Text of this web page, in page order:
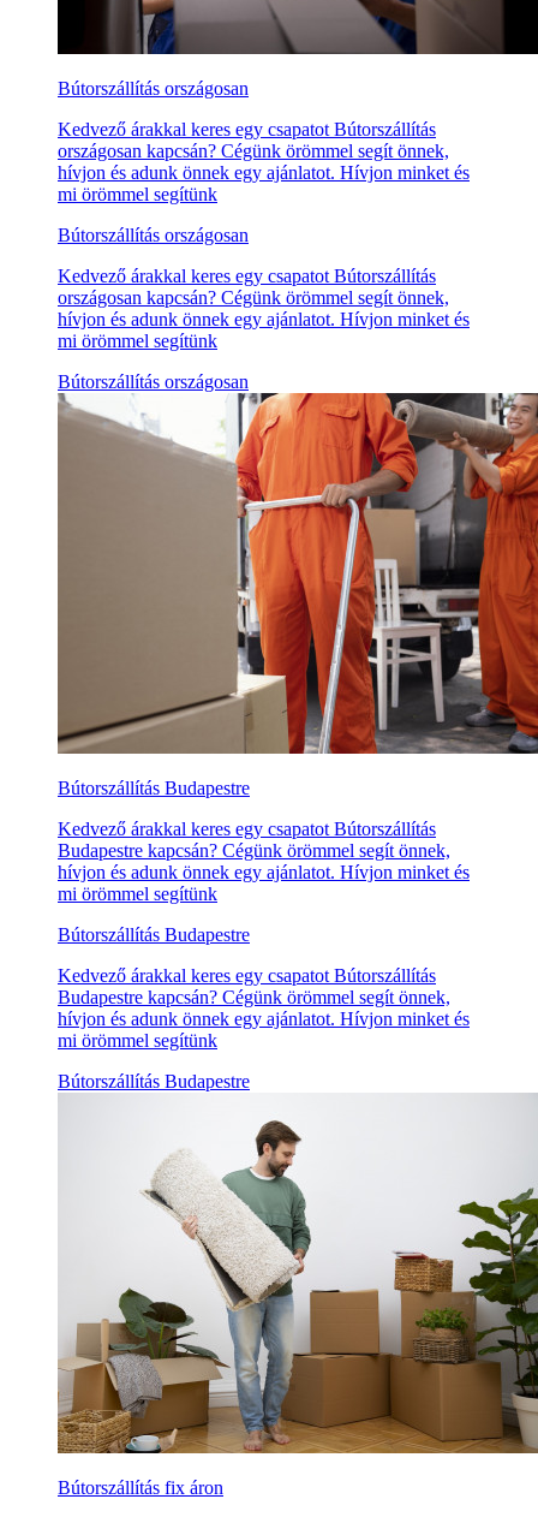
Bútorszállítás országosan
Kedvező árakkal keres egy csapatot Bútorszállítás
országosan kapcsán? Cégünk örömmel segít önnek,
hívjon és adunk önnek egy ajánlatot. Hívjon minket és
mi örömmel segítünk
Bútorszállítás országosan
Kedvező árakkal keres egy csapatot Bútorszállítás
országosan kapcsán? Cégünk örömmel segít önnek,
hívjon és adunk önnek egy ajánlatot. Hívjon minket és
mi örömmel segítünk
Bútorszállítás országosan
Bútorszállítás Budapestre
Kedvező árakkal keres egy csapatot Bútorszállítás
Budapestre kapcsán? Cégünk örömmel segít önnek,
hívjon és adunk önnek egy ajánlatot. Hívjon minket és
mi örömmel segítünk
Bútorszállítás Budapestre
Kedvező árakkal keres egy csapatot Bútorszállítás
Budapestre kapcsán? Cégünk örömmel segít önnek,
hívjon és adunk önnek egy ajánlatot. Hívjon minket és
mi örömmel segítünk
Bútorszállítás Budapestre
Bútorszállítás fix áron